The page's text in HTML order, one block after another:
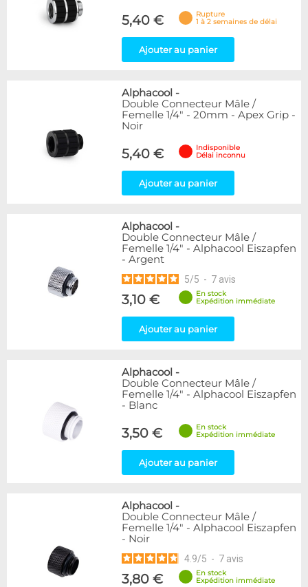
5,40 €
Rupture
1 à 2 semaines de délai
Ajouter au panier
Alphacool -
Double Connecteur Mâle /
Femelle 1/4" - 20mm - Apex Grip -
Noir
5,40 €
Indisponible
Délai inconnu
Ajouter au panier
Alphacool -
Double Connecteur Mâle /
Femelle 1/4" - Alphacool Eiszapfen
- Argent
5/5 - 7 avis
3,10 €
En stock
Expédition immédiate
Ajouter au panier
Alphacool -
Double Connecteur Mâle /
Femelle 1/4" - Alphacool Eiszapfen
- Blanc
3,50 €
En stock
Expédition immédiate
Ajouter au panier
Alphacool -
Double Connecteur Mâle /
Femelle 1/4" - Alphacool Eiszapfen
- Noir
4.9/5 - 7 avis
3,80 €
En stock
Expédition immédiate